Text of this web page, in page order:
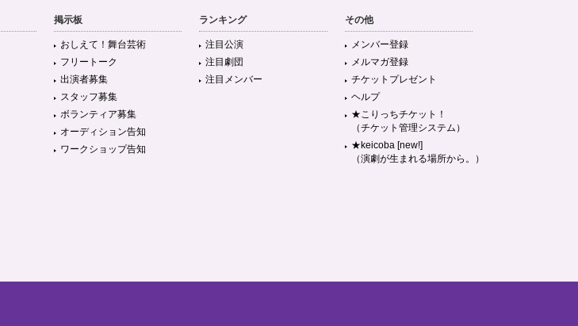
掲示板
おしえて！舞台芸術
フリートーク
出演者募集
スタッフ募集
ボランティア募集
オーディション告知
ワークショップ告知
ランキング
注目公演
注目劇団
注目メンバー
その他
メンバー登録
メルマガ登録
チケットプレゼント
ヘルプ
★こりっちチケット！
（チケット管理システム）
★keicoba [new!]
（演劇が生まれる場所から。）